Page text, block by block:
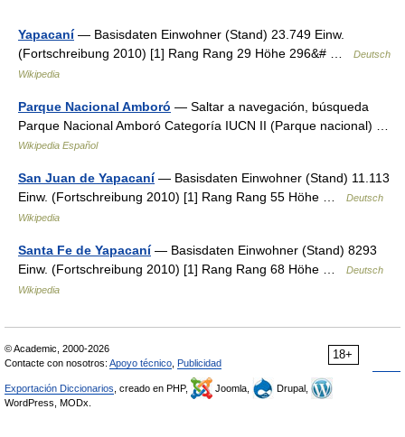
Yapacaní— Basisdaten Einwohner (Stand) 23.749 Einw.
(Fortschreibung 2010) [1] Rang Rang 29 Höhe 296&# …
Deutsch
Wikipedia
Parque Nacional Amboró — Saltar a navegación, búsqueda
Parque Nacional Amboró Categoría IUCN II (Parque nacional) …
Wikipedia Español
San Juan de Yapacaní— Basisdaten Einwohner (Stand) 11.113
Einw. (Fortschreibung 2010) [1] Rang Rang 55 Höhe …
Deutsch
Wikipedia
Santa Fe de Yapacaní— Basisdaten Einwohner (Stand) 8293
Einw. (Fortschreibung 2010) [1] Rang Rang 68 Höhe …
Deutsch
Wikipedia
18+
© Academic, 2000-2026
Contacte con nosotros: Apoyo técnico Publicidad
Exportación Diccionarios , creado en PHP, Joomla,
Drupal,
WordPress, MODx.